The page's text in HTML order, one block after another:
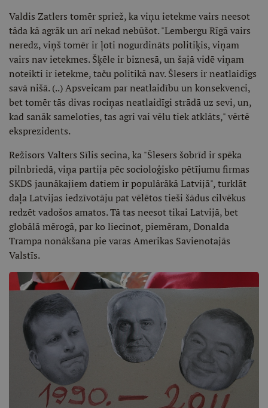
Valdis Zatlers tomēr spriež, ka viņu ietekme vairs neesot
tāda kā agrāk un arī nekad nebūšot. "Lembergu Rīgā vairs
neredz, viņš tomēr ir ļoti nogurdināts politiķis, viņam
vairs nav ietekmes. Šķēle ir biznesā, un šajā vidē viņam
noteikti ir ietekme, taču politikā nav. Šlesers ir neatlaidīgs
savā nišā. (..) Apsveicam par neatlaidību un konsekvenci,
bet tomēr tās divas rociņas neatlaidīgi strādā uz sevi, un,
kad sanāk sameloties, tas agri vai vēlu tiek atklāts," vērtē
eksprezidents.
Režisors Valters Sīlis secina, ka "Šlesers šobrīd ir spēka
pilnbriedā, viņa partija pēc socioloģisko pētījumu firmas
SKDS jaunākajiem datiem ir populārākā Latvijā", turklāt
daļa Latvijas iedzīvotāju pat vēlētos tieši šādus cilvēkus
redzēt vadošos amatos. Tā tas neesot tikai Latvijā, bet
globālā mērogā, par ko liecinot, piemēram, Donalda
Trampa nonākšana pie varas Amerikas Savienotajās
Valstīs.